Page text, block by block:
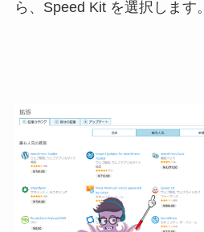
ら、Speed Kit を選択します。